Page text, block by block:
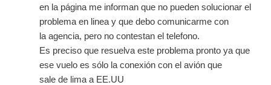
en la página me informan que no pueden solucionar el
problema en linea y que debo comunicarme con
la agencia, pero no contestan el telefono.
Es preciso que resuelva este problema pronto ya que
ese vuelo es sólo la conexión con el avión que
sale de lima a EE.UU